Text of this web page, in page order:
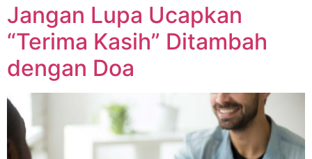
Jangan Lupa Ucapkan
“Terima Kasih” Ditambah
dengan Doa